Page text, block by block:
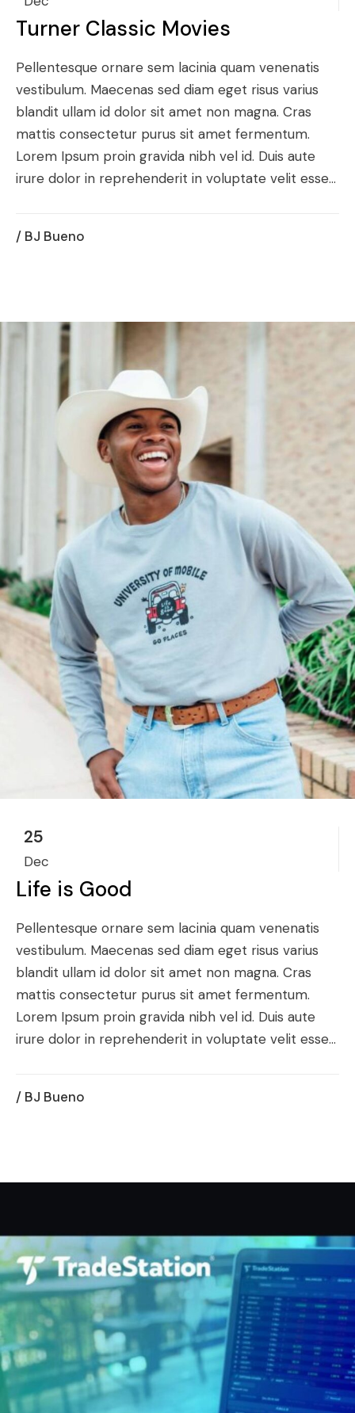
Turner Classic Movies
Pellentesque ornare sem lacinia quam venenatis
vestibulum. Maecenas sed diam eget risus varius
blandit ullam id dolor sit amet non magna. Cras
mattis consectetur purus sit amet fermentum.
Lorem Ipsum proin gravida nibh vel id. Duis aute
irure dolor in reprehenderit in voluptate velit esse...
/ BJ Bueno
25
Dec
Life is Good
Pellentesque ornare sem lacinia quam venenatis
vestibulum. Maecenas sed diam eget risus varius
blandit ullam id dolor sit amet non magna. Cras
mattis consectetur purus sit amet fermentum.
Lorem Ipsum proin gravida nibh vel id. Duis aute
irure dolor in reprehenderit in voluptate velit esse...
/ BJ Bueno